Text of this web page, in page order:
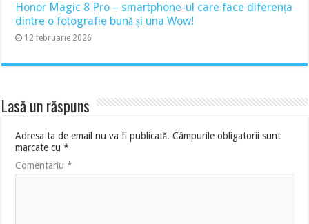
Honor Magic 8 Pro – smartphone-ul care face diferența
dintre o fotografie bună și una Wow!
12 februarie 2026
Lasă un răspuns
Adresa ta de email nu va fi publicată. Câmpurile obligatorii sunt
marcate cu*
Comentariu*